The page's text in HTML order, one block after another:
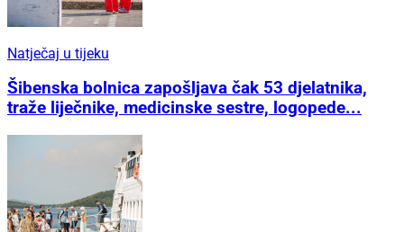
Natječaj u tijeku
Šibenska bolnica zapošljava čak 53 djelatnika,
traže liječnike, medicinske sestre, logopede...